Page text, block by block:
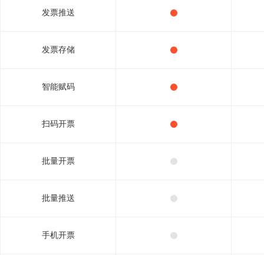
发票推送
发票存储
智能赋码
扫码开票
批量开票
批量推送
手机开票